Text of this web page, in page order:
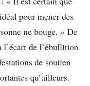
pour mener des
ne bouge. » De
de l’ébullition
de soutien
qu’ailleurs.